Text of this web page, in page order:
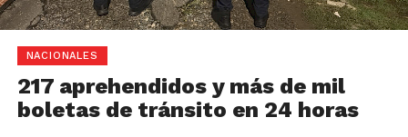
NACIONALES
217 aprehendidos y más de mil
boletas de tránsito en 24 horas